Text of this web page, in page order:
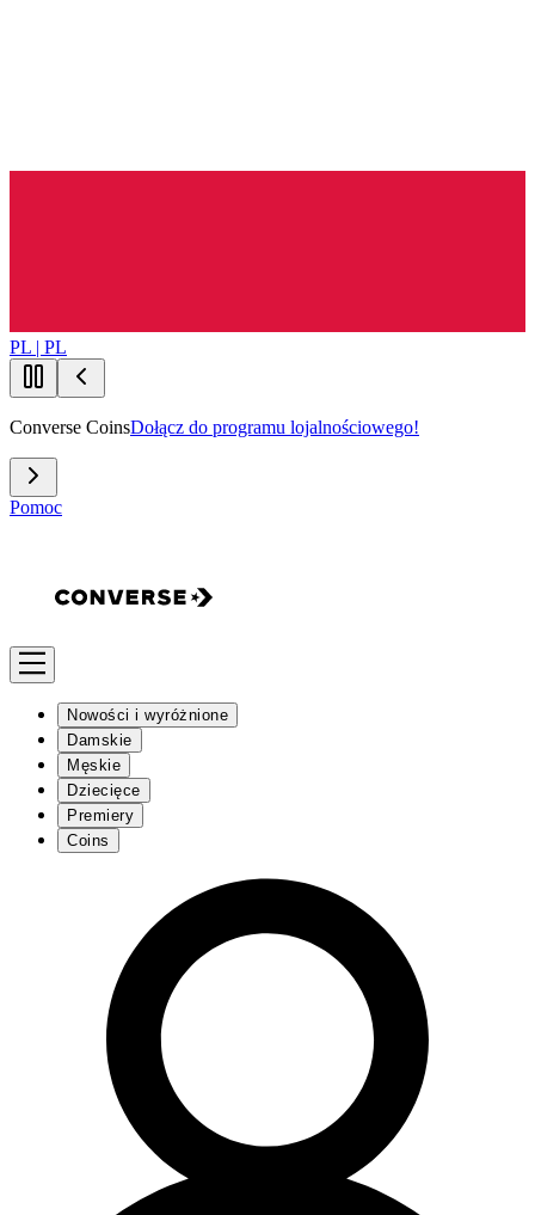
PL | PL
Converse CoinsDołącz do programu lojalnościowego!
Pomoc
Nowości i wyróżnione
Damskie
Męskie
Dziecięce
Premiery
Coins